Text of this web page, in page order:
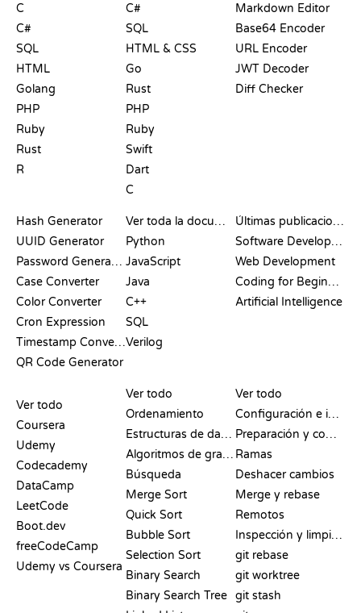
C
C#
SQL
HTML
Golang
PHP
Ruby
Rust
R
C#
SQL
HTML & CSS
Go
Rust
PHP
Ruby
Swift
Dart
C
Markdown Editor
Base64 Encoder
URL Encoder
JWT Decoder
Diff Checker
Hash Generator
UUID Generator
Password Generator
Case Converter
Color Converter
Cron Expression
Timestamp Converter
QR Code Generator
Ver toda la documentación
Python
JavaScript
Java
C++
SQL
Verilog
Últimas publicaciones
Software Development
Web Development
Coding for Beginners
Artificial Intelligence
Ver todo
Coursera
Udemy
Codecademy
DataCamp
LeetCode
Boot.dev
freeCodeCamp
Udemy vs Coursera
Ver todo
Ordenamiento
Estructuras de datos
Algoritmos de grafos
Búsqueda
Merge Sort
Quick Sort
Bubble Sort
Selection Sort
Binary Search
Binary Search Tree
Ver todo
Configuración e inicio
Preparación y commit
Ramas
Deshacer cambios
Merge y rebase
Remotos
Inspección y limpieza
git rebase
git worktree
git stash